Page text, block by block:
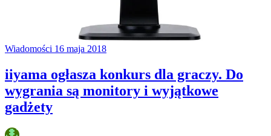
Wiadomości 16 maja 2018
iiyama ogłasza konkurs dla graczy. Do
wygrania są monitory i wyjątkowe
gadżety